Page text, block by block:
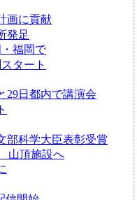
画に貢献
発足
福岡で
タート
日都内で講演会
部科学大臣表彰受賞
山頂施設へ